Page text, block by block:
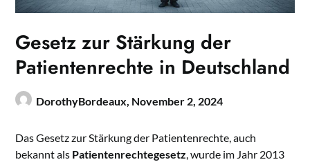
Gesetz zur Stärkung der
Patientenrechte in Deutschland
DorothyBordeaux, November 2, 2024
Das Gesetz zur Stärkung der Patientenrechte, auch
bekannt als Patientenrechtegesetz, wurde im Jahr 2013